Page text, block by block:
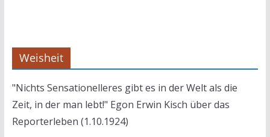
Weisheit
"Nichts Sensationelleres gibt es in der Welt als die
Zeit, in der man lebt!" Egon Erwin Kisch über das
Reporterleben (1.10.1924)